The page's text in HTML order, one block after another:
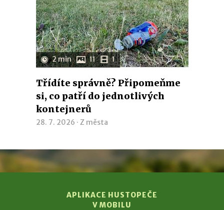
2 min 11 1
Třídíte správně? Připomeňme
si, co patří do jednotlivých
kontejnerů
28. 7. 2026 · Z města
APLIKACE HUSTOPEČE
V MOBILU